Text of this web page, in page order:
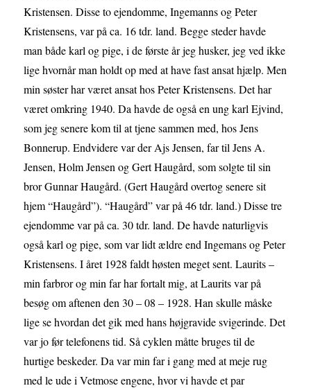
Kristensen. Disse to ejendomme, Ingemanns og Peter
Kristensens, var på ca. 16 tdr. land. Begge steder havde
man både karl og pige, i de første år jeg husker, jeg ved ikke
lige hvornår man holdt op med at have fast ansat hjælp. Men
min søster har været ansat hos Peter Kristensens. Det har
været omkring 1940. Da havde de også en ung karl Ejvind,
som jeg senere kom til at tjene sammen med, hos Jens
Bonnerup. Endvidere var der Ajs Jensen, far til Jens A.
Jensen, Holm Jensen og Gert Haugård, som solgte til sin
bror Gunnar Haugård. (Gert Haugård overtog senere sit
hjem “Haugård”). “Haugård” var på 46 tdr. land.) Disse tre
ejendomme var på ca. 30 tdr. land. De havde naturligvis
også karl og pige, som var lidt ældre end Ingemans og Peter
Kristensens. I året 1928 faldt høsten meget sent. Laurits –
min farbror og min far har fortalt mig, at Laurits var på
besøg om aftenen den 30 – 08 – 1928. Han skulle måske
lige se hvordan det gik med hans højgravide svigerinde. Det
var jo før telefonens tid. Så cyklen måtte bruges til de
hurtige beskeder. Da var min far i gang med at meje rug
med le ude i Vetmose engene, hvor vi havde et par